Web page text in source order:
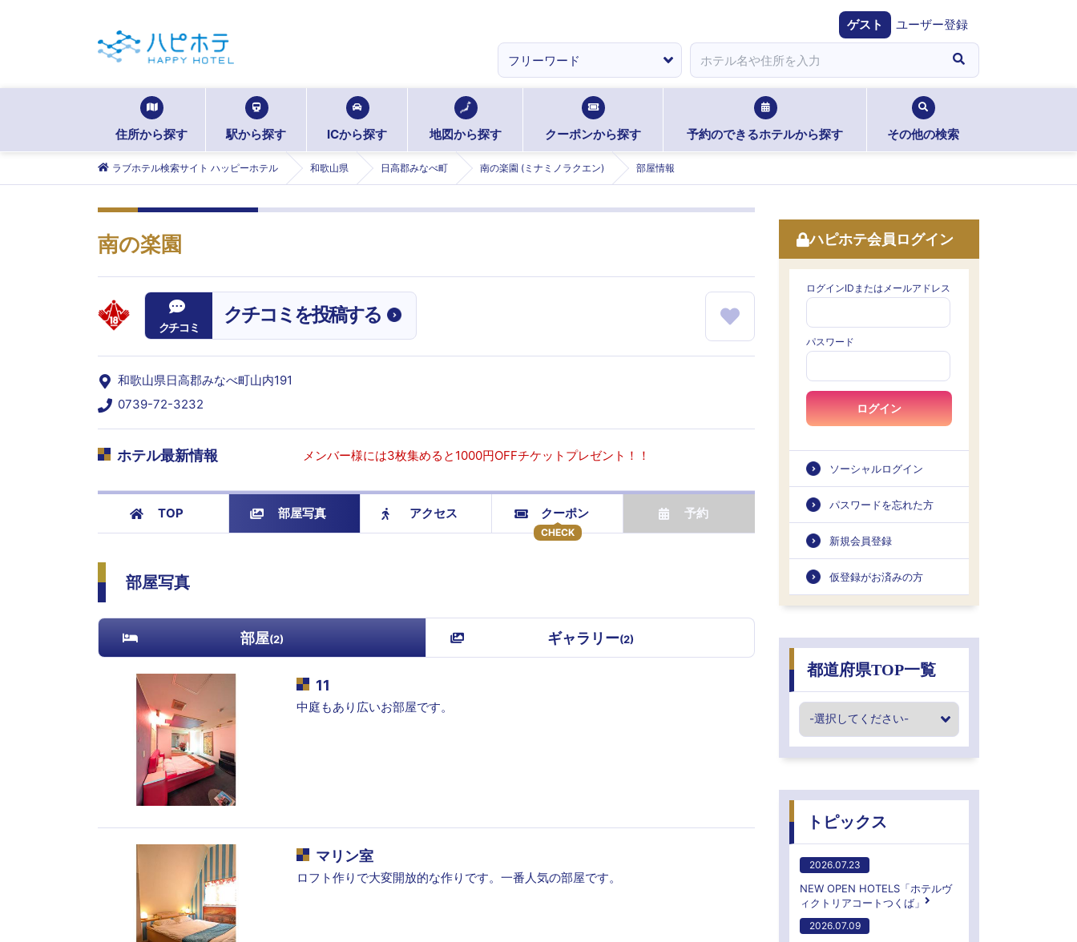
ゲスト ユーザー登録
住所から探す 駅から探す ICから探す 地図から探す クーポンから探す 予約のできるホテルから探す その他の検索
ラブホテル検索サイト ハッピーホテル 和歌山県 日高郡みなべ町 南の楽園 (ミナミノラクエン) 部屋情報
南の楽園
クチコミ
クチコミを投稿する
和歌山県日高郡みなべ町山内191
0739-72-3232
ホテル最新情報 メンバー様には3枚集めると1000円OFFチケットプレゼント！！
TOP 部屋写真 アクセス
CHECK
クーポン 予約
部屋写真
部屋(2) ギャラリー(2)
11
中庭もあり広いお部屋です。
マリン室
ロフト作りで大変開放的な作りです。一番人気の部屋です。
ハピホテ会員ログイン
ログインIDまたはメールアドレス
パスワード
ログイン
ソーシャルログイン
パスワードを忘れた方
新規会員登録
仮登録がお済みの方
都道府県TOP一覧
トピックス
2026.07.23
NEW OPEN HOTELS「ホテルヴ
ィクトリアコートつくば」
2026.07.09